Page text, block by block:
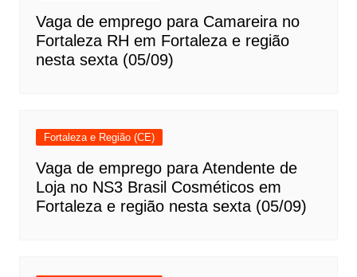
Vaga de emprego para Camareira no
Fortaleza RH em Fortaleza e região
nesta sexta (05/09)
Fortaleza e Região (CE)
Vaga de emprego para Atendente de
Loja no NS3 Brasil Cosméticos em
Fortaleza e região nesta sexta (05/09)